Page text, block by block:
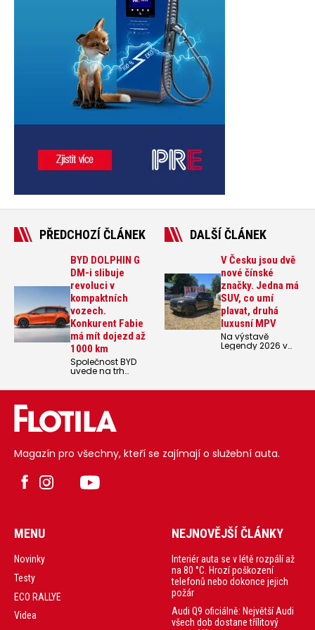
PŘEDCHOZÍ ČLÁNEK
BYD DOLPHIN G
DM-i slibuje
revoluci v
kompaktních
vozech.
Konkurent Fabie
má mít dojezd až
1000 km
Společnost BYD
uvede na trh
DOLPHIN G DM-i –
kompaktních vozů
pro evropský trh.
Díky technologii
ujede auto až 1000
km na jedno
natankování.
DALŠÍ ČLÁNEK
V Česku jsou dvě
nové čínské
značky. Jedna má
SUV, co umí
plavat, druhá
luxusní MPV
Na výstavě
Legendy 2026 v
expozici i čínská
koncernu. Každá
zatím s jedním
Magazín pro všechny, kteří se zajímají o služební auta.
MENU
Novinky
Testy
ECO RALLYE
Videa
NEJNOVĚJŠÍ ČLÁNKY
Interiér auta se v létě rozpálí až
na 80 °C. Hrozí poškození
telefonů nebo dokonce jejich
požár
Audi Q9 oficiálně: Největší Audi
všech dob dostane třílitový